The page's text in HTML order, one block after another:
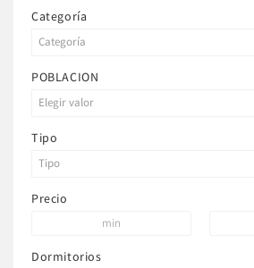
Categoría
POBLACION
Tipo
Precio
Dormitorios